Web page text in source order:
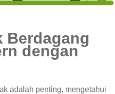
Berdagang
dengan
adalah penting, mengetahui